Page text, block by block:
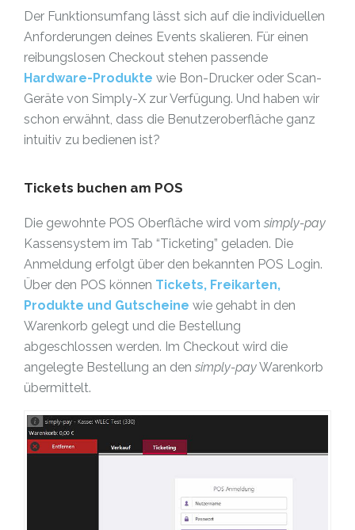
Der Funktionsumfang lässt sich auf die individuellen
Anforderungen deines Events skalieren. Für einen
reibungslosen Checkout stehen passende
Hardware-Produkte wie Bon-Drucker oder Scan-
Geräte von Simply-X zur Verfügung. Und haben wir
schon erwähnt, dass die Benutzeroberfläche ganz
intuitiv zu bedienen ist?
Tickets buchen am POS
Die gewohnte POS Oberfläche wird vom simply-pay
Kassensystem im Tab “Ticketing” geladen. Die
Anmeldung erfolgt über den bekannten POS Login.
Über den POS können Tickets, Freikarten,
Produkte und Gutscheine wie gehabt in den
Warenkorb gelegt und die Bestellung
abgeschlossen werden. Im Checkout wird die
angelegte Bestellung an den simply-payWarenkorb
übermittelt.